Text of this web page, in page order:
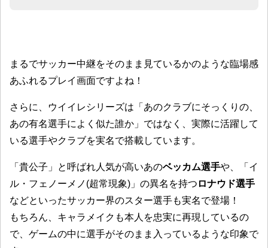
まるでサッカー中継をそのまま見ているかのような臨場感
あふれるプレイ画面ですよね！
さらに、ウイイレシリーズは「あのクラブにそっくりの、
あの有名選手によく似た誰か」ではなく、実際に活躍して
いる選手やクラブを実名で搭載しています。
「貴公子」と呼ばれ人気が高いあのベッカム選手や、「イ
ル・フェノーメノ(超常現象)」の異名を持つ ロナウド選手
などといったサッカー界のスター選手も実名で登場！
もちろん、キャラメイクも本人を忠実に再現しているの
で、ゲームの中に選手がそのまま入っているような印象で